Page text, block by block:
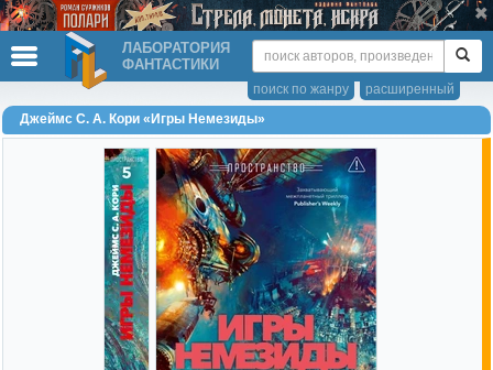
ЛАБОРАТОРИЯ
ФАНТАСТИКИ
расширенный
поиск по жанру
Джеймс С. А. Кори «Игры Немезиды»